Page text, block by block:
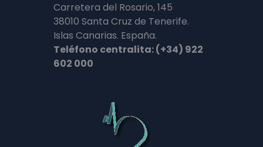
Carretera del Rosario, 145
38010 Santa Cruz de Tenerife.
Islas Canarias. España.
Teléfono centralita: (+34) 922
602 000